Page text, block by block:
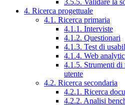
4. Ricerca progettuale
4.1. Ricerca primaria
4.1.1. Interviste
4.1.2. Questionari
4.1.3. Test di
4.1.4. Web
4.1.5. Strumenti di
utente
4.2. Ricerca secondaria
4.2.1. Ricerca
4.2.2. Analisi